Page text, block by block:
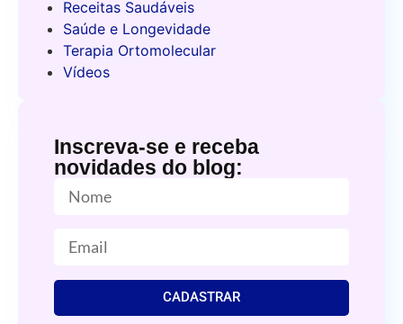
Receitas Saudáveis
Saúde e Longevidade
Terapia Ortomolecular
Vídeos
Inscreva-se e receba
novidades do blog:
CADASTRAR